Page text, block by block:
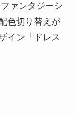
ァンタジーシ
色切り替えが
イン「ドレス